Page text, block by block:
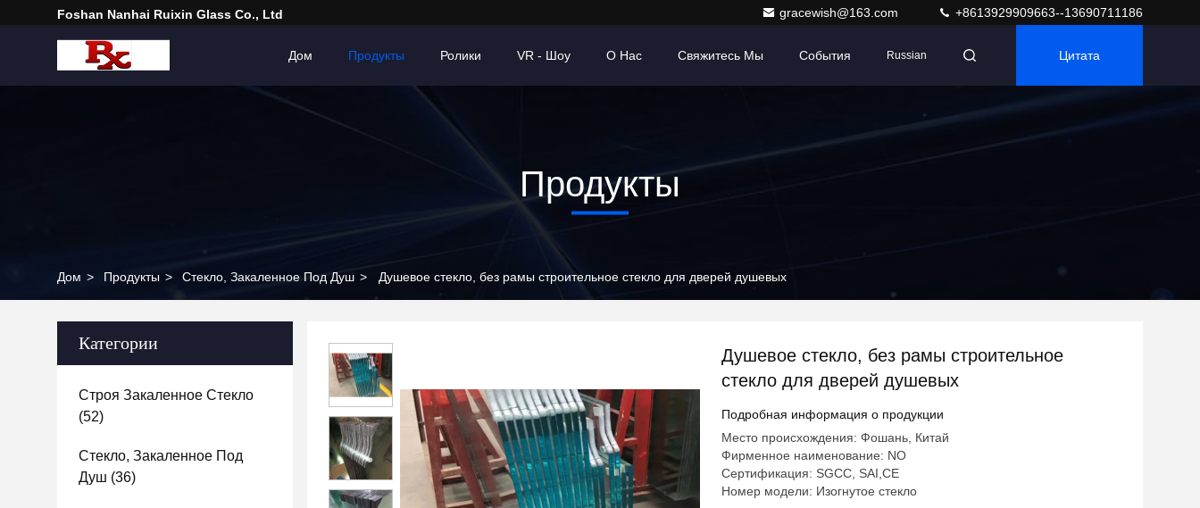
Foshan Nanhai Ruixin Glass Co., Ltd gracewish@163.com +8613929909663--13690711186
Дом Продукты Ролики VR - Шоу О Нас Свяжитесь Мы События Russian Цитата
Продукты
Дом > Продукты > Стекло, Закаленное Под Душ > Душевое стекло, без рамы строительное стекло для дверей душевых
Категории
Строя Закаленное Стекло
(52)
Стекло, Закаленное Под
Душ (36)
Душевое стекло, без рамы строительное
стекло для дверей душевых
Подробная информация о продукции
Место происхождения: Фошань, Китай
Фирменное наименование: NO
Сертификация: SGCC, SAI,CE
Номер модели: Изогнутое стекло